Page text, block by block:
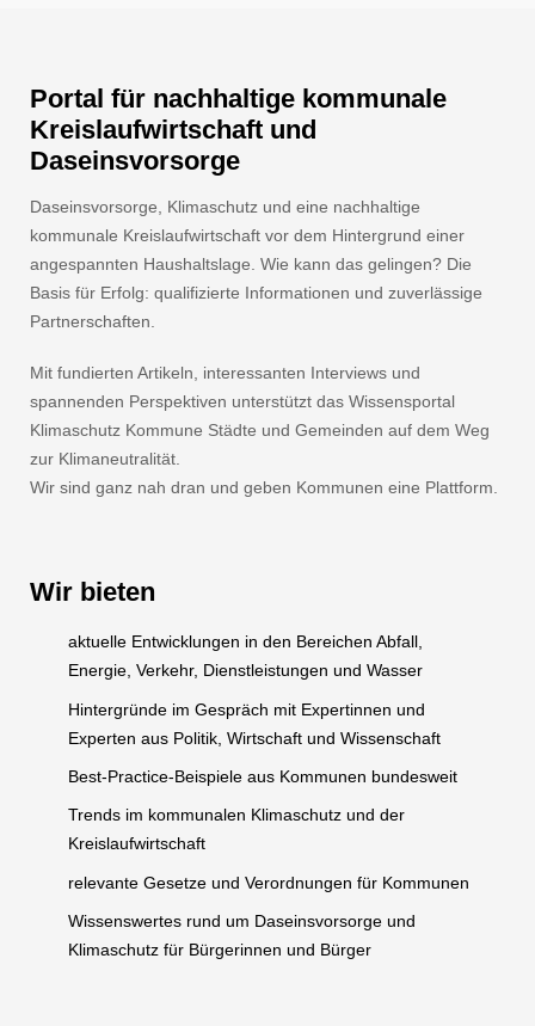
Portal für nachhaltige kommunale
Kreislaufwirtschaft und
Daseinsvorsorge
Daseinsvorsorge, Klimaschutz und eine nachhaltige
kommunale Kreislaufwirtschaft vor dem Hintergrund einer
angespannten Haushaltslage. Wie kann das gelingen? Die
Basis für Erfolg: qualifizierte Informationen und zuverlässige
Partnerschaften.
Mit fundierten Artikeln, interessanten Interviews und
spannenden Perspektiven unterstützt das Wissensportal
Klimaschutz Kommune Städte und Gemeinden auf dem Weg
zur Klimaneutralität.
Wir sind ganz nah dran und geben Kommunen eine Plattform.
Wir bieten
aktuelle Entwicklungen in den Bereichen Abfall,
Energie, Verkehr, Dienstleistungen und Wasser
Hintergründe im Gespräch mit Expertinnen und
Experten aus Politik, Wirtschaft und Wissenschaft
Best-Practice-Beispiele aus Kommunen bundesweit
Trends im kommunalen Klimaschutz und der
Kreislaufwirtschaft
relevante Gesetze und Verordnungen für Kommunen
Wissenswertes rund um Daseinsvorsorge und
Klimaschutz für Bürgerinnen und Bürger